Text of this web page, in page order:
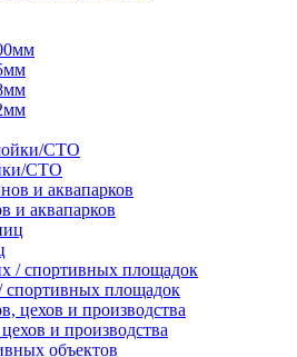
СТО
и аквапарков
спортивных площадок
и производства